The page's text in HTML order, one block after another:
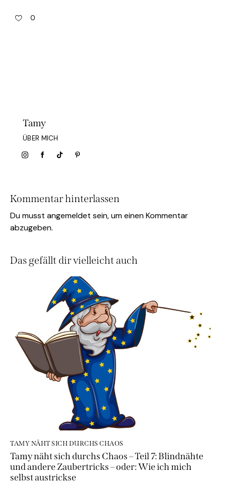
0
Tamy
ÜBER MICH
Kommentar hinterlassen
Du musst angemeldet sein, um einen Kommentar
abzugeben.
Das gefällt dir vielleicht auch
TAMY NÄHT SICH DURCHS CHAOS
Tamy näht sich durchs Chaos – Teil 7: Blindnähte
und andere Zaubertricks – oder: Wie ich mich
selbst austrickse